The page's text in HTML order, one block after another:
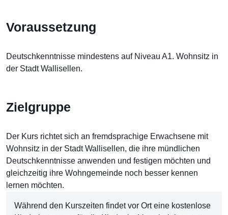
Voraussetzung
Deutschkenntnisse mindestens auf Niveau A1. Wohnsitz in
der Stadt Wallisellen.
Zielgruppe
Der Kurs richtet sich an fremdsprachige Erwachsene mit
Wohnsitz in der Stadt Wallisellen, die ihre mündlichen
Deutschkenntnisse anwenden und festigen möchten und
gleichzeitig ihre Wohngemeinde noch besser kennen
lernen möchten.
Während den Kurszeiten findet vor Ort eine kostenlose